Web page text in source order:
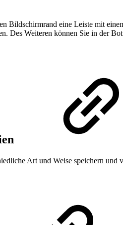
Bildschirmrand eine Leiste mit
Des Weiteren können Sie in der
Art und Weise speichern